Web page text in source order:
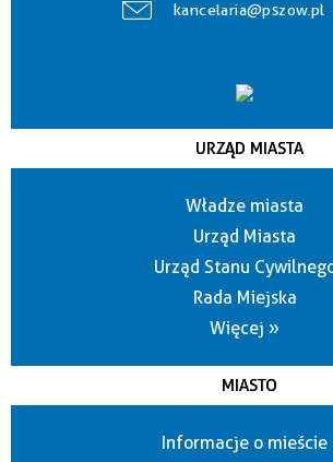
kancelaria@pszow.pl
URZĄD MIASTA
Władze miasta
Urząd Miasta
Urząd Stanu
Rada Miejska
Więcej »
MIASTO
Informacje o mieście